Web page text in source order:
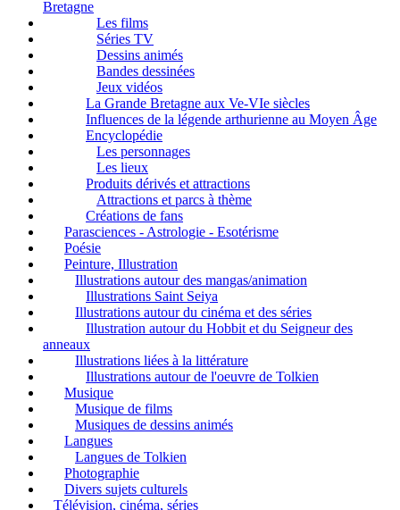
Bretagne
Les films
Séries TV
Dessins animés
Bandes dessinées
Jeux vidéos
La Grande Bretagne aux Ve-VIe siècles
Influences de la légende arthurienne au Moyen Âge
Encyclopédie
Les personnages
Les lieux
Produits dérivés et attractions
Attractions et parcs à thème
Créations de fans
Parasciences - Astrologie - Esotérisme
Poésie
Peinture, Illustration
Illustrations autour des mangas/animation
Illustrations Saint Seiya
Illustrations autour du cinéma et des séries
Illustration autour du Hobbit et du Seigneur des
anneaux
Illustrations liées à la littérature
Illustrations autour de l'oeuvre de Tolkien
Musique
Musique de films
Musiques de dessins animés
Langues
Langues de Tolkien
Photographie
Divers sujets culturels
Télévision, cinéma, séries